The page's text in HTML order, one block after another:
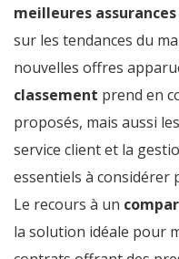
meilleures
sur les tendances du
nouvelles offres
classement prend en
proposés, mais aussi les
service client et la
essentiels à considérer
Le recours à un
la solution idéale pour